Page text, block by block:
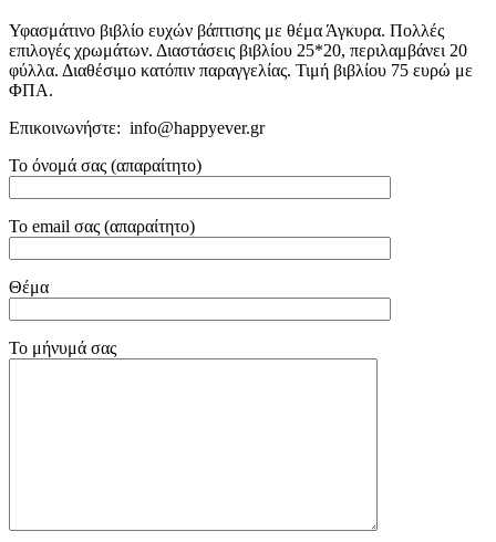
Υφασμάτινο βιβλίο ευχών βάπτισης με θέμα Άγκυρα. Πολλές
επιλογές χρωμάτων. Διαστάσεις βιβλίου 25*20, περιλαμβάνει 20
φύλλα. Διαθέσιμο κατόπιν παραγγελίας. Τιμή βιβλίου 75 ευρώ με
ΦΠΑ.
Επικοινωνήστε: info@happyever.gr
Το όνομά σας (απαραίτητο)
Το email σας (απαραίτητο)
Θέμα
Το μήνυμά σας